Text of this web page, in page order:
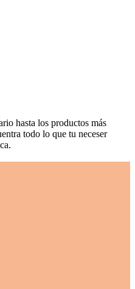
hasta los productos más
todo lo que tu neceser